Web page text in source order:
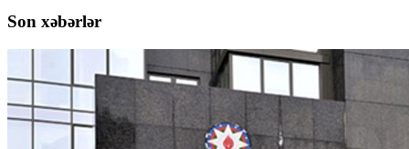
Son xəbərlər